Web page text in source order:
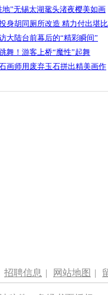
地”无锡太湖鼋头渚夜樱美如画
身胡同厕所改造 精力付出堪
大陆台前幕后的“精彩瞬间”
舞！游客上桥“魔性”起舞
画师用废弃玉石拼出精美画作
招聘信息 | 网站地图 |